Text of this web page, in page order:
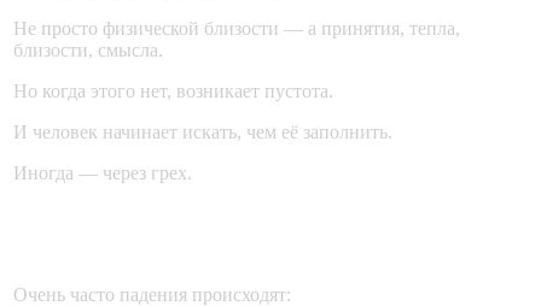
Не просто физической близости — а принятия, тепла,
близости, смысла.
Но когда этого нет, возникает пустота.
И человек начинает искать, чем её заполнить.
Иногда — через грех.
Очень часто падения происходят: